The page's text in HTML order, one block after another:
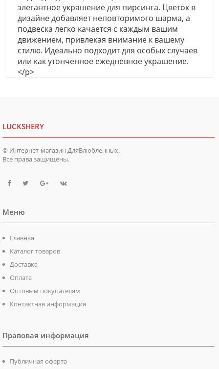
элегантное украшение для пирсинга. Цветок в
дизайне добавляет неповторимого шарма, а
подвеска легко качается с каждым вашим
движением, привлекая внимание к вашему
стилю. Идеально подходит для особых случаев
или как утонченное ежедневное украшение.
</p>
LUCKSHERY
© Интернет-магазин ДляВлюбленных.
Все права защищены.
Меню
Главная
Каталог товаров
Доставка
Оплата
Оптовым покупателям
Контактная информация
Правовая информация
Публичная оферта